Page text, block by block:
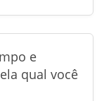
e
qual você